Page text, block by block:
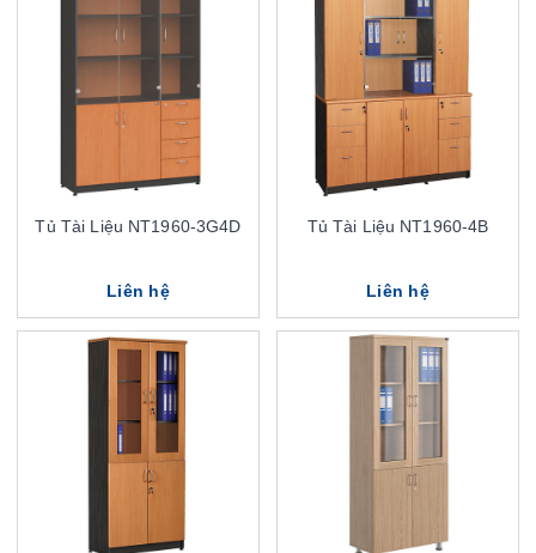
Tủ Tài Liệu NT1960-3G4D
Liên hệ
Tủ Tài Liệu NT1960-4B
Liên hệ